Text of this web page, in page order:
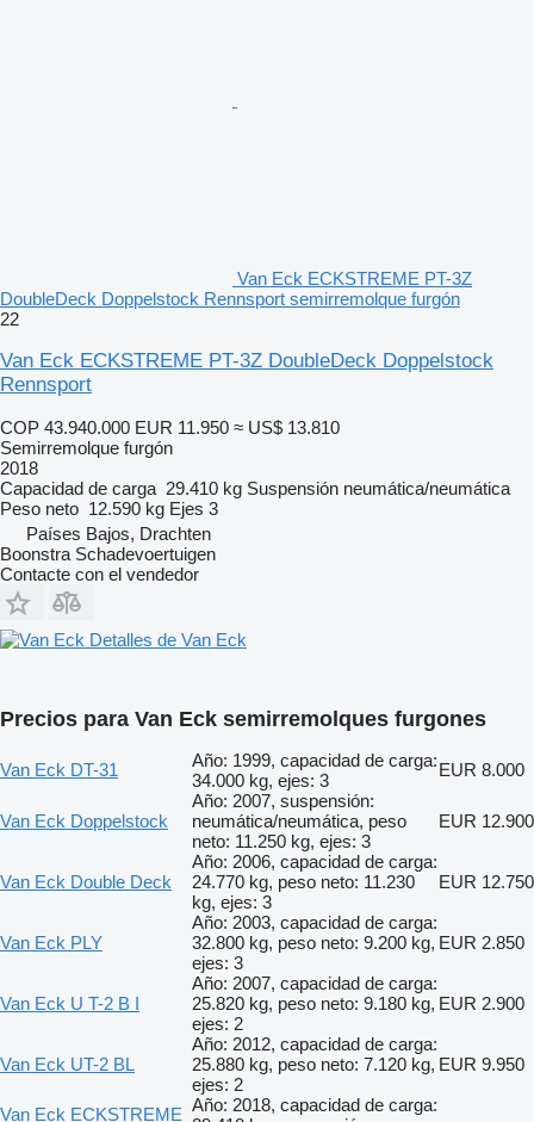
Van Eck ECKSTREME PT-3Z
DoubleDeck Doppelstock Rennsport semirremolque furgón
22
Van Eck ECKSTREME PT-3Z DoubleDeck Doppelstock
Rennsport
COP 43.940.000 EUR 11.950 ≈ US$ 13.810
Semirremolque furgón
2018
Capacidad de carga 29.410 kg Suspensión neumática/neumática
Peso neto 12.590 kg Ejes 3
Países Bajos, Drachten
Boonstra Schadevoertuigen
Contacte con el vendedor
Detalles de Van Eck
Precios para Van Eck semirremolques furgones
Van Eck DT-31
Año: 1999, capacidad de carga:
34.000 kg, ejes: 3
EUR 8.000
Van Eck Doppelstock
Año: 2007, suspensión:
neumática/neumática, peso
neto: 11.250 kg, ejes: 3
EUR 12.900
Van Eck Double Deck
Año: 2006, capacidad de carga:
24.770 kg, peso neto: 11.230
kg, ejes: 3
EUR 12.750
Van Eck PLY
Año: 2003, capacidad de carga:
32.800 kg, peso neto: 9.200 kg,
ejes: 3
EUR 2.850
Van Eck U T-2 B I
Año: 2007, capacidad de carga:
25.820 kg, peso neto: 9.180 kg,
ejes: 2
EUR 2.900
Van Eck UT-2 BL
Año: 2012, capacidad de carga:
25.880 kg, peso neto: 7.120 kg,
ejes: 2
EUR 9.950
Van Eck ECKSTREME Año: 2018, capacidad de carga: